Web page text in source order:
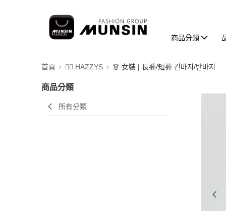
商品分類
首頁 🐕‍🦺 HAZZYS 👗 女裝 | 長褲/短褲 긴바지/반바지
商品分類
所有分類